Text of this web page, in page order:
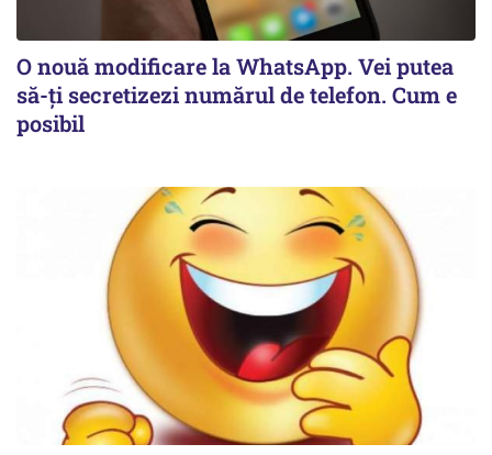
O nouă modificare la WhatsApp. Vei putea
să-ți secretizezi numărul de telefon. Cum e
posibil